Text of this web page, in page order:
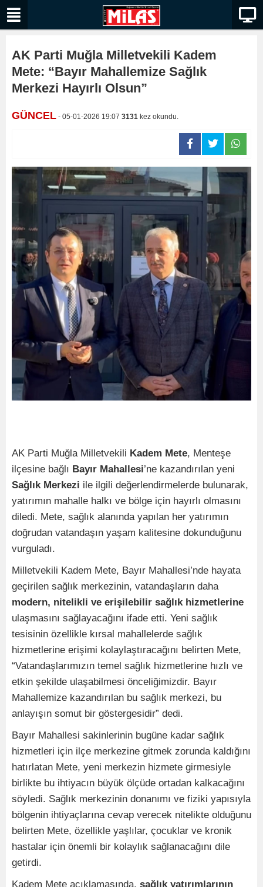
AK Parti Muğla Milletvekili Kadem
Mete: “Bayır Mahallemize Sağlık
Merkezi Hayırlı Olsun”
GÜNCEL - 05-01-2026 19:07 3131 kez okundu.
AK Parti Muğla Milletvekili Kadem Mete, Menteşe
ilçesine bağlı Bayır Mahallesi’ne kazandırılan yeni
Sağlık Merkezi ile ilgili değerlendirmelerde bulunarak,
yatırımın mahalle halkı ve bölge için hayırlı olmasını
diledi. Mete, sağlık alanında yapılan her yatırımın
doğrudan vatandaşın yaşam kalitesine dokunduğunu
vurguladı.
Milletvekili Kadem Mete, Bayır Mahallesi’nde hayata
geçirilen sağlık merkezinin, vatandaşların daha
modern, nitelikli ve erişilebilir sağlık hizmetlerine
ulaşmasını sağlayacağını ifade etti. Yeni sağlık
tesisinin özellikle kırsal mahallelerde sağlık
hizmetlerine erişimi kolaylaştıracağını belirten Mete,
“Vatandaşlarımızın temel sağlık hizmetlerine hızlı ve
etkin şekilde ulaşabilmesi önceliğimizdir. Bayır
Mahallemize kazandırılan bu sağlık merkezi, bu
anlayışın somut bir göstergesidir” dedi.
Bayır Mahallesi sakinlerinin bugüne kadar sağlık
hizmetleri için ilçe merkezine gitmek zorunda kaldığını
hatırlatan Mete, yeni merkezin hizmete girmesiyle
birlikte bu ihtiyacın büyük ölçüde ortadan kalkacağını
söyledi. Sağlık merkezinin donanımı ve fiziki yapısıyla
bölgenin ihtiyaçlarına cevap verecek nitelikte olduğunu
belirten Mete, özellikle yaşlılar, çocuklar ve kronik
hastalar için önemli bir kolaylık sağlanacağını dile
getirdi.
Kadem Mete açıklamasında, sağlık yatırımlarının